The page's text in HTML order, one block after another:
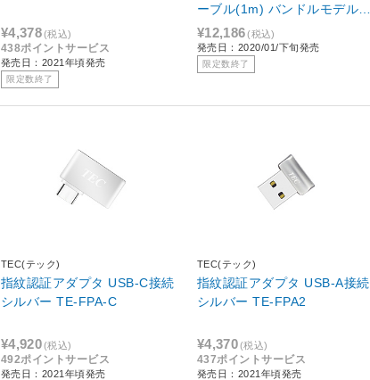
¥4,378(税込)
438ポイントサービス
発売日：2021年頃発売
限定数終了
ーブル(1m) バンドルモデル S
REX-FSU4GT
¥12,186(税込)
発売日：2020/01/下旬発売
限定数終了
TEC(テック)
指紋認証アダプタ USB-C接続
シルバー TE-FPA-C
¥4,920(税込)
492ポイントサービス
発売日：2021年頃発売
TEC(テック)
指紋認証アダプタ USB-A接続
シルバー TE-FPA2
¥4,370(税込)
437ポイントサービス
発売日：2021年頃発売